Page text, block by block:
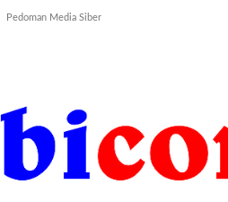
Pedoman Media Siber